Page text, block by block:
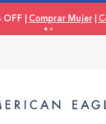
OFF | Comprar Mujer|